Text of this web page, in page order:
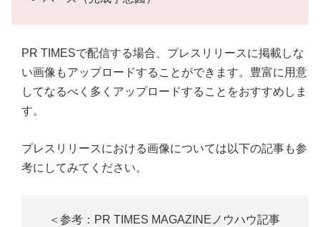
PR TIMESで配信する場合、プレスリリースに掲載しな
い画像もアップロードすることができます。豊富に用意
してなるべく多くアップロードすることをおすすめしま
す。
プレスリリースにおける画像については以下の記事も参
考にしてみてください。
＜参考：PR TIMES MAGAZINEノウハウ記事